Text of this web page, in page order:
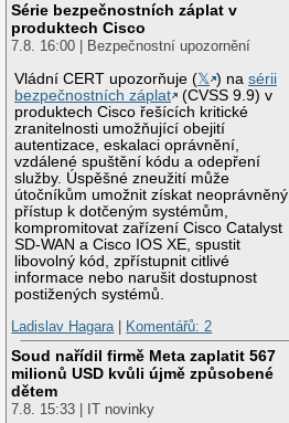
Série bezpečnostních záplat v
produktech Cisco
7.8. 16:00 | Bezpečnostní upozornění
Vládní CERT upozorňuje (𝕏 ) nasérii
bezpečnostních záplat
(CVSS 9.9) v
produktech Cisco řešících kritické
zranitelnosti umožňující obejití
autentizace, eskalaci oprávnění,
vzdálené spuštění kódu a odepření
služby. Úspěšné zneužití může
útočníkům umožnit získat neoprávněný
přístup k dotčeným systémům,
kompromitovat zařízení Cisco Catalyst
SD-WAN a Cisco IOS XE, spustit
libovolný kód, zpřístupnit citlivé
informace nebo narušit dostupnost
postižených systémů.
Ladislav Hagara| Komentářů: 2
Soud nařídil firmě Meta zaplatit 567
milionů USD kvůli újmě způsobené
dětem
7.8. 15:33 | IT novinky